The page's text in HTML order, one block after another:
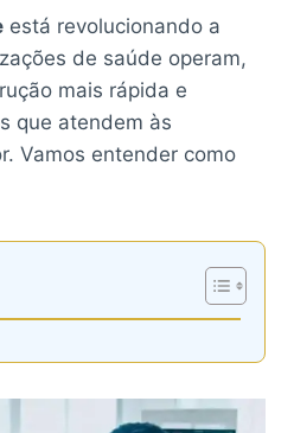
está revolucionando a
de saúde operam,
mais rápida e
que atendem às
Vamos entender como